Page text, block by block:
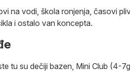
na vodi, škola ronjenja, časovi
i ostalo van koncepta.
tu su dečiji bazen, Mini Club (4-